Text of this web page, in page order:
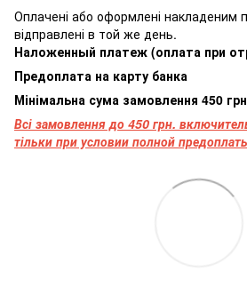
Оплачені або оформлені накладеним
відправлені в той же день.
Наложенный платеж (оплата при
Предоплата на карту банка
Мінімальна сума замовлення 450
Всі замовлення до 450 грн.
тільки при условии полной